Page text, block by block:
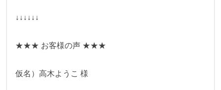
↓↓↓↓↓↓
★★★ お客様の声 ★★★
仮名）高木ようこ 様